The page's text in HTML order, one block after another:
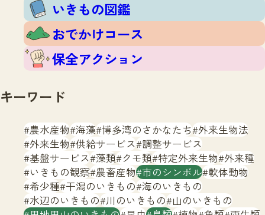
文字サイズ 小 中 大
保全アクション
調査レポートTOP
調査結果
ふくおかいきものマップ
マッチング
マッチングTOP
掲載申し込みフォーム
お問合せ
生物多様性ふくおかウェブセンターとは
サイトマップ
いきもの図鑑
おでかけコース
保全アクション
キーワード
農水産物 海藻 博多湾のさかなたち 外来生物法
外来生物 供給サービス 調整サービス
基盤サービス 藻類 クモ類 特定外来生物 外来種
いきもの観察 農畜産物 市のシンボル 軟体動物
希少種 干潟のいきもの 海のいきもの
水辺のいきもの 川のいきもの 山のいきもの